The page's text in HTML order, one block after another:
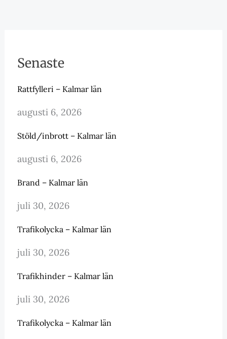
Senaste
Rattfylleri – Kalmar län
augusti 6, 2026
Stöld/inbrott – Kalmar län
augusti 6, 2026
Brand – Kalmar län
juli 30, 2026
Trafikolycka – Kalmar län
juli 30, 2026
Trafikhinder – Kalmar län
juli 30, 2026
Trafikolycka – Kalmar län